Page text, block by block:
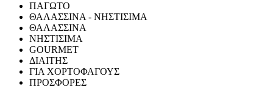
ΠΑΓΩΤΟ
ΘΑΛΑΣΣΙΝΑ - ΝΗΣΤΙΣΙΜΑ
ΘΑΛΑΣΣΙΝΑ
ΝΗΣΤΙΣΙΜΑ
GOURMET
ΔΙΑΙΤΗΣ
ΓΙΑ ΧΟΡΤΟΦΑΓΟΥΣ
ΠΡΟΣΦΟΡΕΣ